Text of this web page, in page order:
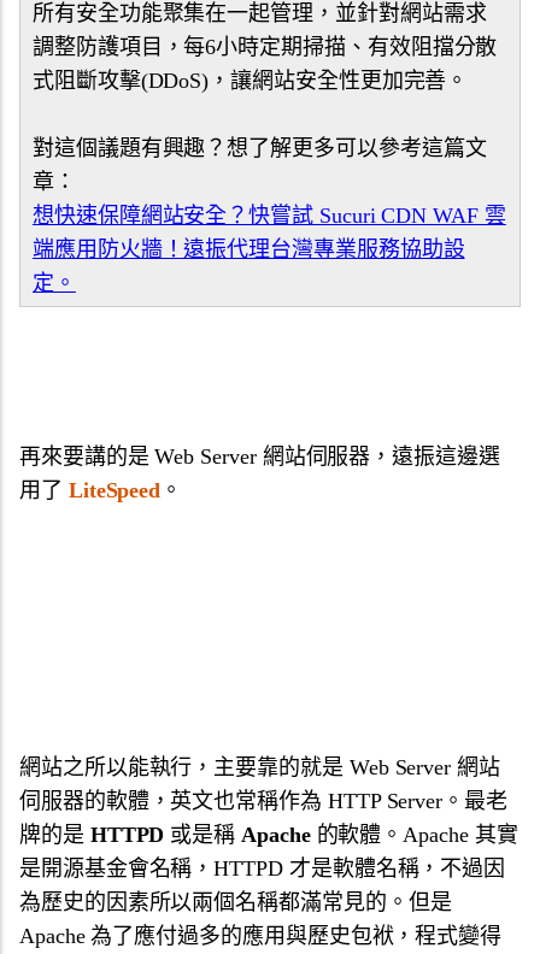
所有安全功能聚集在一起管理，並針對網站需求
調整防護項目，每6小時定期掃描、有效阻擋分散
式阻斷攻擊(DDoS)，讓網站安全性更加完善。
對這個議題有興趣？想了解更多可以參考這篇文
章：
想快速保障網站安全？快嘗試 Sucuri CDN WAF 雲
端應用防火牆！遠振代理台灣專業服務協助設
定。
再來要講的是 Web Server 網站伺服器，遠振這邊選
用了 LiteSpeed 。
網站之所以能執行，主要靠的就是 Web Server 網站
伺服器的軟體，英文也常稱作為 HTTP Server。最老
牌的是 HTTPD 或是稱Apache 的軟體。Apache 其實
是開源基金會名稱，HTTPD 才是軟體名稱，不過因
為歷史的因素所以兩個名稱都滿常見的。但是
Apache 為了應付過多的應用與歷史包袱，程式變得